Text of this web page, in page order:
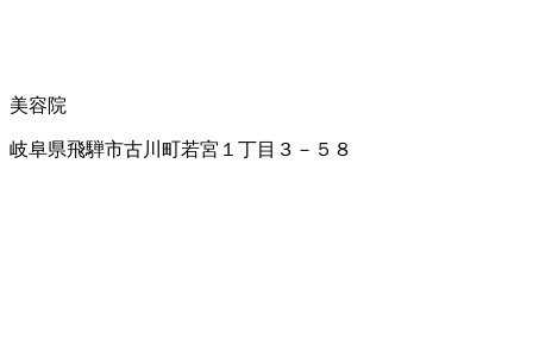
美容院
岐阜県飛騨市古川町若宮１丁目３－５８